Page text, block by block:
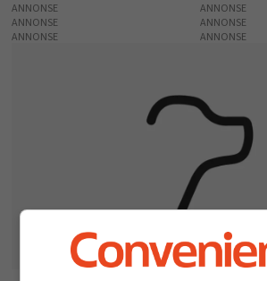
ANNONSE
ANNONSE
ANNONSE